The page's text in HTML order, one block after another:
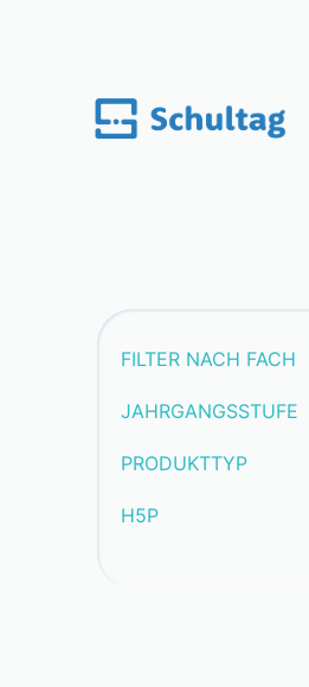
FILTER NACH FACH
JAHRGANGSSTUFE
PRODUKTTYP
H5P